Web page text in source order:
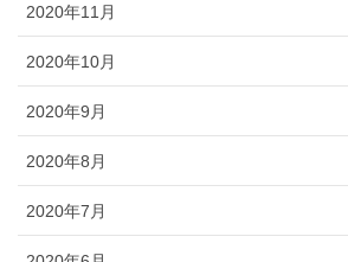
2020年11月
2020年10月
2020年9月
2020年8月
2020年7月